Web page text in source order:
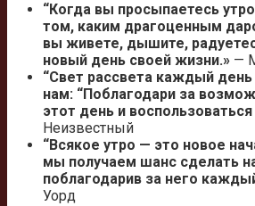
“Когда вы просыпаетесь
том, каким драгоценным
вы живете, дышите,
новый день своей жизни.» —
“Свет рассвета каждый
нам: “Поблагодари за
этот день и
Неизвестный
“Всякое утро — это новое
мы получаем шанс сделать
поблагодарив за него
Уорд